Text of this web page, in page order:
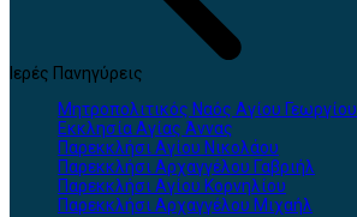
Ιερές Πανηγύρεις
Μητροπολιτικός Ναός Αγίου Γεωργίου
Εκκλησία Αγίας Άννας
Παρεκκλήσι Αγίου Νικολάου
Παρεκκλήσι Αρχαγγέλου Γαβριήλ
Παρεκκλήσι Αγίου Κορνηλίου
Παρεκκλήσι Αρχαγγέλου Μιχαήλ